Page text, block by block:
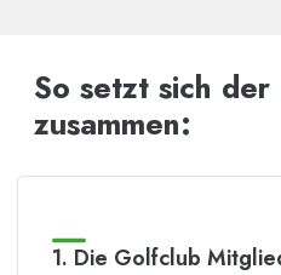
So setzt sich
zusammen:
1. Die Golfclub